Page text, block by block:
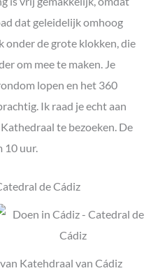
dat geleidelijk omhoog
onder de grote klokken, die
om mee te maken. Je
lopen en het 360
Ik raad je echt aan
te bezoeken. De
10 uur.